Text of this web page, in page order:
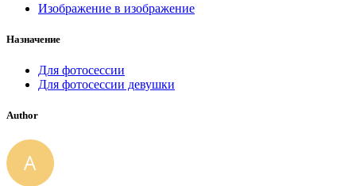
Изображение в изображение
Назначение
Для фотосессии
Для фотосессии девушки
Author